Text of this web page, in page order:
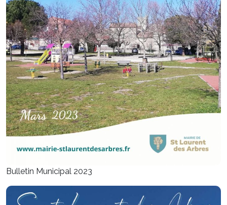
Bulletin Municipal 2023